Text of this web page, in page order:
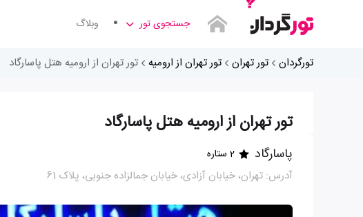
جستجوی تور وبلاگ
تورگردان تور تهران تور تهران از ارومیه تور تهران از ارومیه هتل پاسارگاد
تور تهران از ارومیه هتل پاسارگاد
پاسارگاد 2 ستاره
آدرس: تهران، خیابان آزادی، خیابان جمالزاده جنوبی، پلاک 61